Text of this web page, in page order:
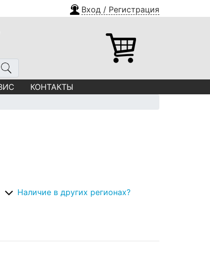
Вход / Регистрация
КОНТАКТЫ
Наличие в других регионах?